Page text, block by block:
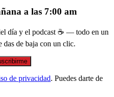
a las 7:00 am
día y el podcast ☕ — todo en un
das de baja con un clic.
de privacidad. Puedes darte de